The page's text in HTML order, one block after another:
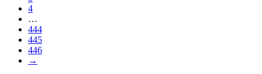
4
…
444
445
446
→